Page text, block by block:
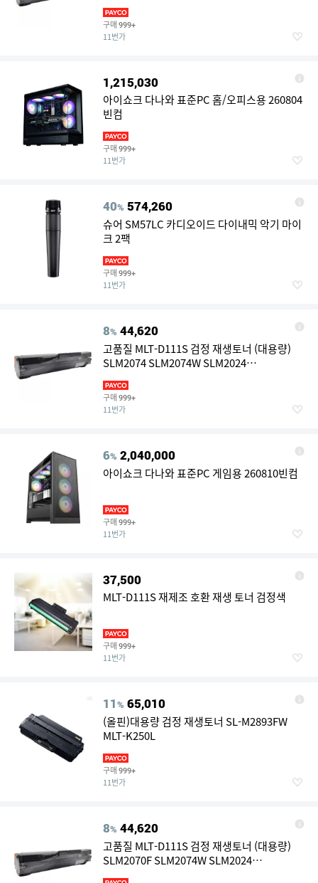
SLM2070FW SLM2074FW W73B578
구매 999+
11번가
1,215,030
아이쇼크 다나와 표준PC 홈/오피스용 260804
빈컴
구매 999+
11번가
40% 574,260
슈어 SM57LC 카디오이드 다이내믹 악기 마이
크 2팩
구매 999+
11번가
8% 44,620
고품질 MLT-D111S 검정 재생토너 (대용량)
SLM2074 SLM2074W SLM2024
SLM2070FW SLM2074FW W73B4F8
구매 999+
11번가
6% 2,040,000
아이쇼크 다나와 표준PC 게임용 260810빈컴
구매 999+
11번가
37,500
MLT-D111S 재제조 호환 재생 토너 검정색
구매 999+
11번가
11% 65,010
(올핀)대용량 검정 재생토너 SL-M2893FW
MLT-K250L
구매 999+
11번가
8% 44,620
고품질 MLT-D111S 검정 재생토너 (대용량)
SLM2070F SLM2074W SLM2024
SLM2070FW SLM2074FW W73B524